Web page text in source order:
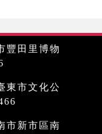
豐田里博物
東市文化公
市新市區南